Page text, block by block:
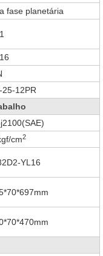
fase planetária
25-12PR
cm2
YL16